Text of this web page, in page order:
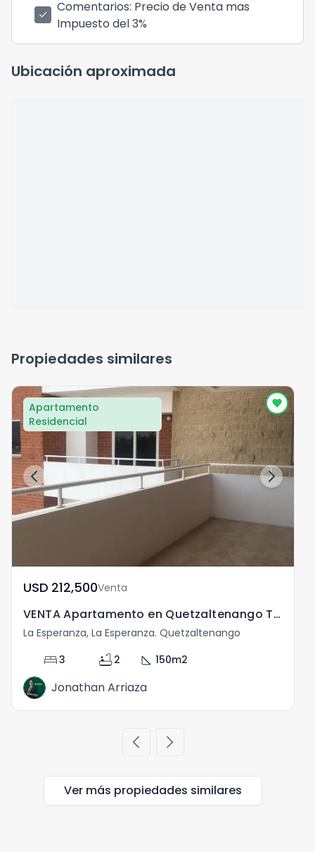
check Comentarios: Precio de Venta mas
Impuesto del 3%
Ubicación aproximada
Propiedades similares
Apartamento
Residencial
USD	212,500Venta
VENTA Apartamento en Quetzaltenango Torre de los Altos
La Esperanza, La Esperanza. Quetzaltenango
bed3 bathtub 2 square_foot 150m2
Jonathan Arriaza
chevron_left chevron_right
Ver más propiedades similares